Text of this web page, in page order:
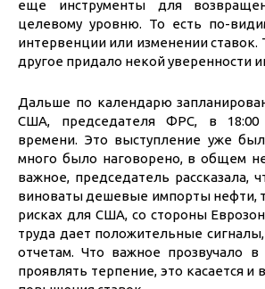
еще инструменты для
целевому уровню. То есть по-
интервенции или изменении ставок.
другое придало некой уверенности
Дальше по календарю
США, председателя ФРС, в 18:00
времени. Это выступление уже
много было наговорено, в общем
важное, председатель рассказала,
виноваты дешевые импорты нефти,
рисках для США, со стороны
труда дает положительные
отчетам. Что важное прозвучало
проявлять терпение, это касается и